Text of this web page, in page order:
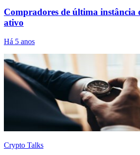
Compradores de última instância
ativo
Há 5 anos
Crypto Talks